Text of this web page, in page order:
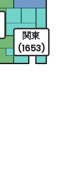
関東
(1653)